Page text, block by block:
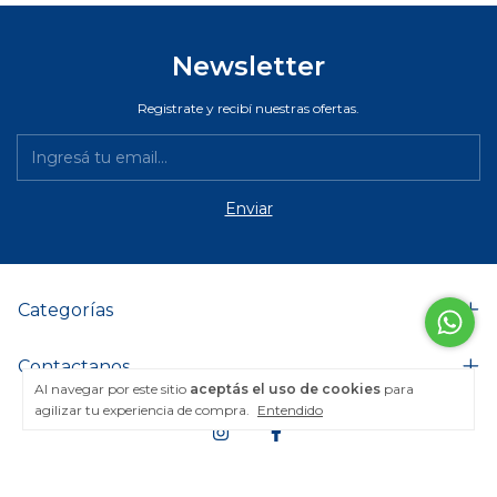
Al navegar por este sitio aceptás el uso de cookies para
agilizar tu experiencia de compra. Entendido
Newsletter
Registrate y recibí nuestras ofertas.
Categorías
Contactanos